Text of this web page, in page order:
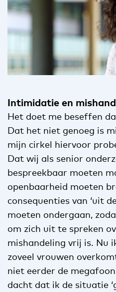
Intimidatie en
Het doet me beseffen
Dat het niet genoeg is
mijn cirkel hiervoor
Dat wij als senior
bespreekbaar moeten
openbaarheid moeten
consequenties van ‘uit
moeten ondergaan,
om zich uit te spreken
mishandeling vrij is. Nu
zoveel vrouwen
niet eerder de
dacht dat ik de situatie